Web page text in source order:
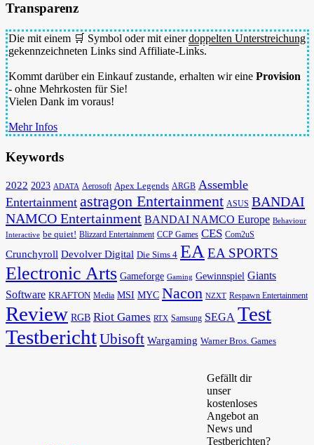
Transparenz
Die mit einem 🛒 Symbol oder mit einerdoppelten Unterstreichung
gekennzeichneten Links sind Affiliate-Links.
Kommt darüber ein Einkauf zustande, erhalten wir eine Provision
- ohne Mehrkosten für Sie!
Vielen Dank im voraus!
Mehr Infos
Keywords
2022 2023 ADATA Aerosoft Apex Legends ARGB Assemble
Entertainment astragon Entertainment ASUS BANDAI
NAMCO Entertainment BANDAI NAMCO Europe Behaviour
Interactive be quiet! Blizzard Entertainment CCP Games CES Com2uS
Crunchyroll Devolver Digital Die Sims 4 EAEA SPORTS
Electronic Arts Gameforge Gaming Gewinnspiel Giants
Software KRAFTON Media MSI MYC Nacon NZXT Respawn Entertainment
Review RGB Riot Games RTX Samsung SEGA Test
TestberichtUbisoft Wargaming Warner Bros. Games
Gefällt dir
unser
kostenloses
Angebot an
News und
Testberichten?